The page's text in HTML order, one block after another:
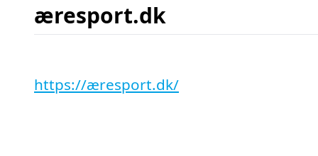
æresport.dk
https://æresport.dk/